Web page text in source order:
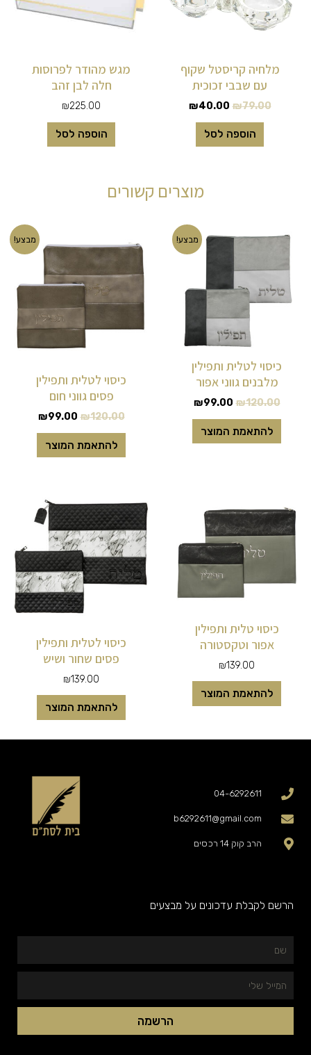
מלחיה קריסטל שקוף
עם שבבי זכוכית
₪79.00
₪40.00
הוספה לסל
מגש מהודר לפרוסות
חלה לבן זהב
₪225.00
הוספה לסל
מוצרים קשורים
מבצע!
כיסוי לטלית ותפילין
מלבנים גווני אפור
₪120.00
המחיר
₪120.00.
₪99.00
המחיר
הנוכחי
להתאמת המוצר
מבצע!
כיסוי לטלית ותפילין
פסים גווני חום
₪120.00
המקורי
₪120.00.
₪99.00
המחיר
הנוכחי
להתאמת המוצר
כיסוי טלית ותפילין
אפור וטקסטורה
₪139.00
להתאמת המוצר
כיסוי לטלית ותפילין
פסים שחור ושיש
₪139.00
להתאמת המוצר
04-6292611
b6292611@gmail.com
הרב קוק 14 רכסים
הרשם לקבלת עדכונים על מבצעים
הרשמה